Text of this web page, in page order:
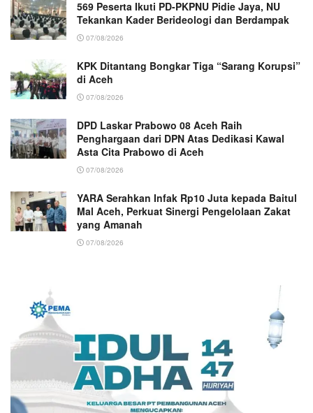
569 Peserta Ikuti PD-PKPNU Pidie Jaya, NU
Tekankan Kader Berideologi dan Berdampak
07/08/2026
KPK Ditantang Bongkar Tiga “Sarang Korupsi”
di Aceh
07/08/2026
DPD Laskar Prabowo 08 Aceh Raih
Penghargaan dari DPN Atas Dedikasi Kawal
Asta Cita Prabowo di Aceh
07/08/2026
YARA Serahkan Infak Rp10 Juta kepada Baitul
Mal Aceh, Perkuat Sinergi Pengelolaan Zakat
yang Amanah ‎
07/08/2026